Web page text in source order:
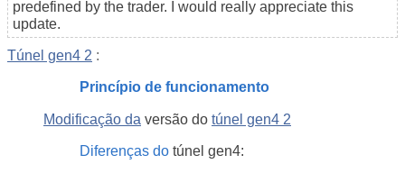
predefined by the trader. I would really appreciate this
update.
Túnel gen4 2 :
Princípio de funcionamento
Modificação da versão do túnel gen4 2
Diferenças do túnel gen4: